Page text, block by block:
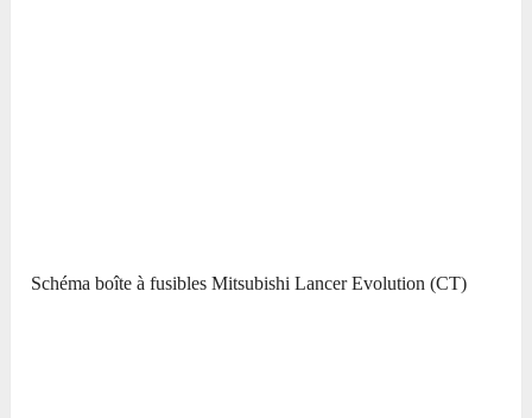
Schéma boîte à fusibles Mitsubishi Lancer Evolution (CT)